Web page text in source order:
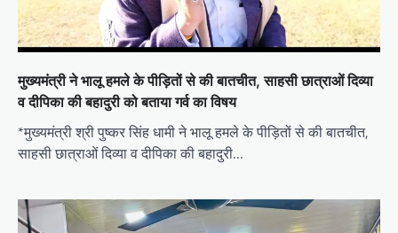
मुख्यमंत्री ने भालू हमले के पीड़ितों से की बातचीत, साहसी छात्राओं दिव्या
व दीपिका की बहादुरी को बताया गर्व का विषय
*मुख्यमंत्री श्री पुष्कर सिंह धामी ने भालू हमले के पीड़ितों से की बातचीत,
साहसी छात्राओं दिव्या व दीपिका की बहादुरी…